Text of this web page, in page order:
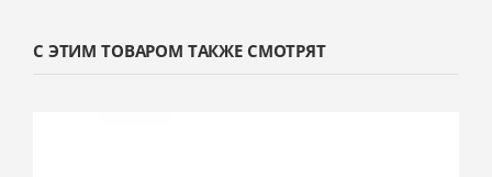
С ЭТИМ ТОВАРОМ ТАКЖЕ СМОТРЯТ